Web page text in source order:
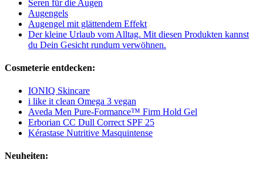
Seren für die Augen
Augengels
Augengel mit glättendem Effekt
Der kleine Urlaub vom Alltag. Mit diesen Produkten kannst
du Dein Gesicht rundum verwöhnen.
Cosmeterie entdecken:
IONIQ Skincare
i like it clean Omega 3 vegan
Aveda Men Pure-Formance™ Firm Hold Gel
Erborian CC Dull Correct SPF 25
Kérastase Nutritive Masquintense
Neuheiten: